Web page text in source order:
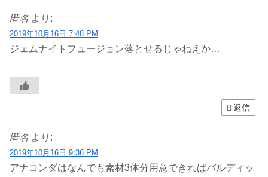
匿名 より:
2019年10月16日 7:48 PM
ジェムナイトフュージョン落とせるじゃねえか…
返信
匿名 より:
2019年10月16日 9:36 PM
アナコンダはなんでも素材3体分用意できればバルディッ